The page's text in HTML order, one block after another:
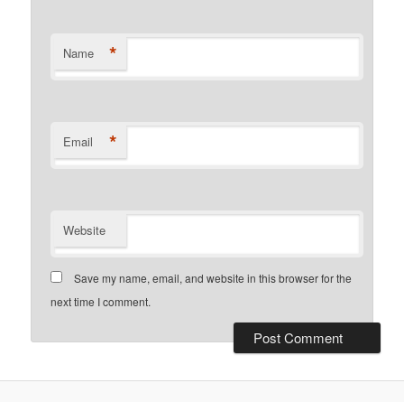
Name *
Email *
Website
Save my name, email, and website in this browser for the
next time I comment.